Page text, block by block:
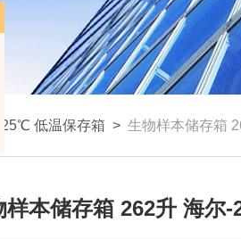
-25℃ 低温保存箱 > 生物样本储存箱
样本储存箱 262升 海尔-